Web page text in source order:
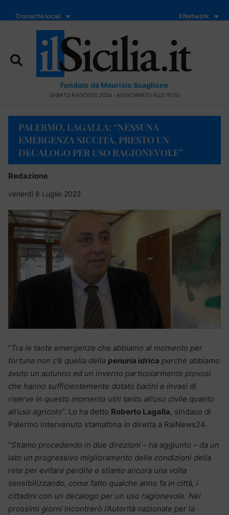
Cronache locali Il Network
Fondato da Maurizio Scaglione
SABATO 8 AGOSTO 2026 - AGGIORNATO ALLE 19:00
PALERMO, LAGALLA: “NESSUNA
EMERGENZA SICCITÀ. PRESTO UN
DECALOGO PER USO RAGIONEVOLE”
Redazione
venerdì 8 Luglio 2022
“Tra le tante emergenze che abbiamo al momento per
fortuna non c’è quella della penuria idrica perché abbiamo
avuto un autunno ed un inverno particolarmente piovosi
che hanno sufficientemente dotato bacini e invasi di
riserve in questo momento utili tanto all’uso civile quanto
all’uso agricolo“. Lo ha detto Roberto Lagalla, sindaco di
Palermo intervenuto stamattina in diretta a RaiNews24.
“Stiamo procedendo in due direzioni – ha aggiunto – da un
lato un progressivo miglioramento delle condizioni della
rete per evitare perdite e stiamo ancora una volta
sensibilizzando, come fatto qualche anno fa in città, i
cittadini con un decalogo per un uso ragionevole. Nei
prossimi giorni incontrerò l’Autorità nazionale per la